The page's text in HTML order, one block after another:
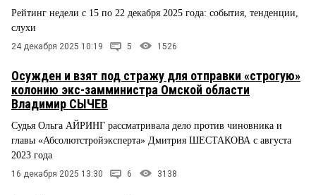
Рейтинг недели с 15 по 22 декабря 2025 года: события, тенденции,
слухи
24 декабря 2025 10:19 5 1526
Осужден и взят под стражу для отправки «строгую»
колонию экс-замминистра Омской области
Владимир СЫЧЕВ
Судья Ольга АЙРИНГ рассматривала дело против чиновника и
главы «Абсолютстройэксперта» Дмитрия ШЕСТАКОВА с августа
2023 года
16 декабря 2025 13:30 6 3138